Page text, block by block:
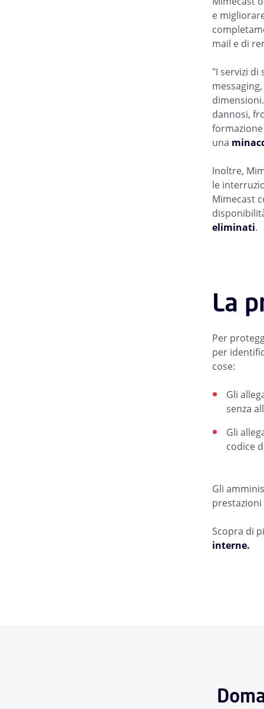
e
mail e di
"I servizi di
messaging,
dannosi,
una
Inoltre,
le
Mimecast
eliminati.
La
Per
per
cose:
Gli
senza
Gli
codice
Gli
Scopra di
interne.